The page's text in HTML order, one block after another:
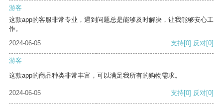
游客
这款app的客服非常专业，遇到问题总是能够及时解决，让我能够安心工
作。
2024-06-05
支持[0] 反对[0]
游客
这款app的商品种类非常丰富，可以满足我所有的购物需求。
2024-06-05 支持[0] 反对[0]